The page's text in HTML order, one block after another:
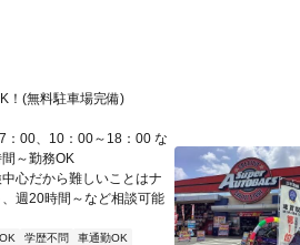
！(無料駐車場完備)
：00、10：00～18：00 な
～勤務OK
心だから難しいことはナ
週20時間～など相談可能
学歴不問
車通勤OK